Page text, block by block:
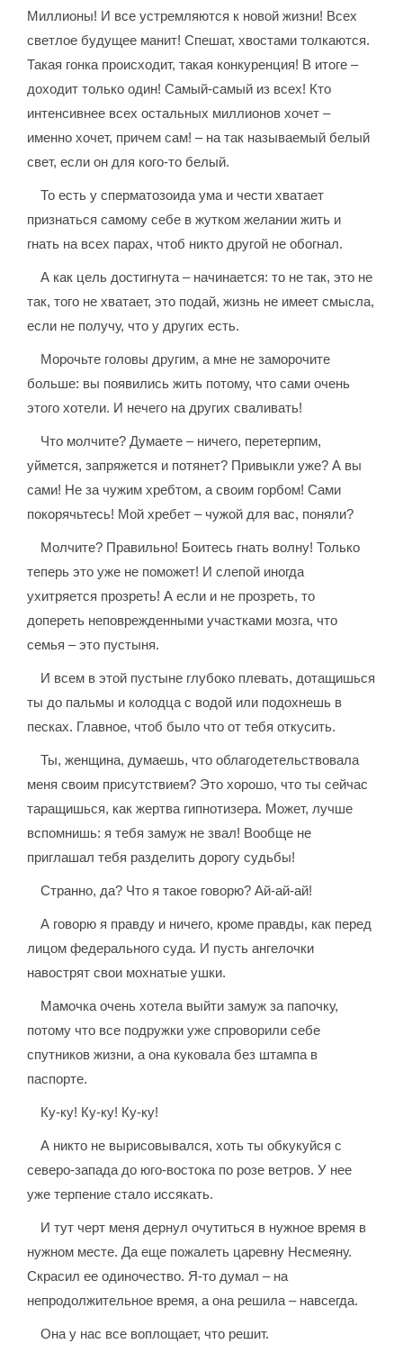
Миллионы! И все устремляются к новой жизни! Всех
светлое будущее манит! Спешат, хвостами толкаются.
Такая гонка происходит, такая конкуренция! В итоге –
доходит только один! Самый-самый из всех! Кто
интенсивнее всех остальных миллионов хочет –
именно хочет, причем сам! – на так называемый белый
свет, если он для кого-то белый.
То есть у сперматозоида ума и чести хватает
признаться самому себе в жутком желании жить и
гнать на всех парах, чтоб никто другой не обогнал.
А как цель достигнута – начинается: то не так, это не
так, того не хватает, это подай, жизнь не имеет смысла,
если не получу, что у других есть.
Морочьте головы другим, а мне не заморочите
больше: вы появились жить потому, что сами очень
этого хотели. И нечего на других сваливать!
Что молчите? Думаете – ничего, перетерпим,
уймется, запряжется и потянет? Привыкли уже? А вы
сами! Не за чужим хребтом, а своим горбом! Сами
покорячьтесь! Мой хребет – чужой для вас, поняли?
Молчите? Правильно! Боитесь гнать волну! Только
теперь это уже не поможет! И слепой иногда
ухитряется прозреть! А если и не прозреть, то
допереть неповрежденными участками мозга, что
семья – это пустыня.
И всем в этой пустыне глубоко плевать, дотащишься
ты до пальмы и колодца с водой или подохнешь в
песках. Главное, чтоб было что от тебя откусить.
Ты, женщина, думаешь, что облагодетельствовала
меня своим присутствием? Это хорошо, что ты сейчас
таращишься, как жертва гипнотизера. Может, лучше
вспомнишь: я тебя замуж не звал! Вообще не
приглашал тебя разделить дорогу судьбы!
Странно, да? Что я такое говорю? Ай-ай-ай!
А говорю я правду и ничего, кроме правды, как перед
лицом федерального суда. И пусть ангелочки
навострят свои мохнатые ушки.
Мамочка очень хотела выйти замуж за папочку,
потому что все подружки уже спроворили себе
спутников жизни, а она куковала без штампа в
паспорте.
Ку-ку! Ку-ку! Ку-ку!
А никто не вырисовывался, хоть ты обкукуйся с
северо-запада до юго-востока по розе ветров. У нее
уже терпение стало иссякать.
И тут черт меня дернул очутиться в нужное время в
нужном месте. Да еще пожалеть царевну Несмеяну.
Скрасил ее одиночество. Я-то думал – на
непродолжительное время, а она решила – навсегда.
Она у нас все воплощает, что решит.